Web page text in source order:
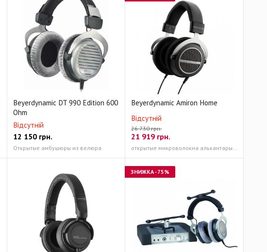
Beyerdynamic DT 990 Edition 600
Ohm
Відсутній
12 150грн.
Открытые амбушюры из велюра
Beyerdynamic Amiron Home
Відсутній
26 730 грн.
21 919 грн.
ЗНИЖКА -75%